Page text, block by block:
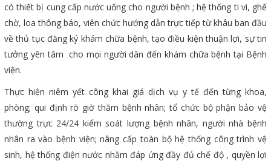
có thiết bị cung cấp nước uống cho người bệnh ; hệ thống ti vi, ghế
chờ, loa thông báo, viên chức hướng dẫn trực tiếp từ khâu ban đầu
về thủ tục đăng ký khám chữa bệnh, tạo điều kiện thuận lợi, sự tin
tưởng yên tâm cho mọi người dân đến khám chữa bệnh tại Bệnh
viện.
Thực hiện niêm yết công khai giá dịch vụ y tế đến từng khoa,
phòng; qui định rõ giờ thăm bệnh nhân; tổ chức bộ phận bảo vệ
thường trực 24/24 kiểm soát lượng bệnh nhân, người nhà bệnh
nhân ra vào bệnh viện; nâng cấp toàn bộ hệ thống công trình vệ
sinh, hệ thống điện nước nhằm đáp ứng đầy đủ chế độ , quyền lợi